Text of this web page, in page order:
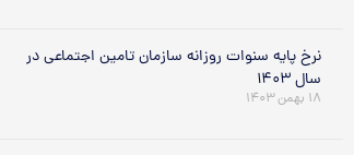
نرخ پایه سنوات روزانه سازمان تامین اجتماعی در
سال ۱۴۰۳
۱۸ بهمن ۱۴۰۳